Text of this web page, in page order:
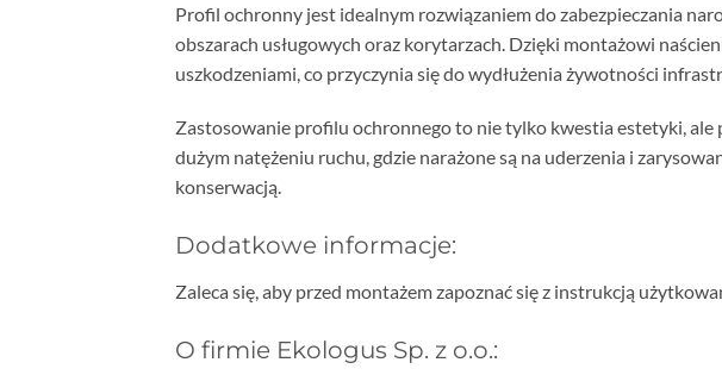
Profil ochronny jest idealnym rozwiązaniem do zabezpieczania
obszarach usługowych oraz korytarzach. Dzięki montażowi
uszkodzeniami, co przyczynia się do wydłużenia żywotności
Zastosowanie profilu ochronnego to nie tylko kwestia estetyki,
dużym natężeniu ruchu, gdzie narażone są na uderzenia i
konserwacją.
Dodatkowe informacje:
Zaleca się, aby przed montażem zapoznać się z instrukcją
O firmie Ekologus Sp. z o.o.: